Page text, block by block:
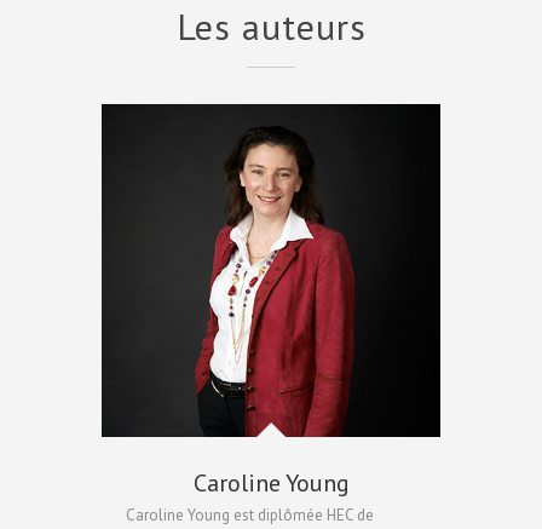
Les auteurs
Caroline Young
Caroline Young est diplômée HEC de